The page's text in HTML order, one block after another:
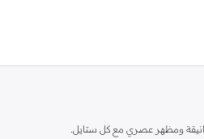
انيقة ومظهر عصري مع كل ستايل.